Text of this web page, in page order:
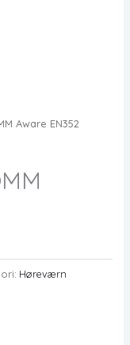
Aware EN352
Høreværn